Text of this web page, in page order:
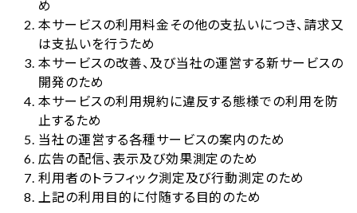
め
本サービスの利用料金その他の支払いにつき、請求又
は支払いを行うため
本サービスの改善、及び当社の運営する新サービスの
開発のため
本サービスの利用規約に違反する態様での利用を防
止するため
当社の運営する各種サービスの案内のため
広告の配信、表示及び効果測定のため
利用者のトラフィック測定及び行動測定のため
上記の利用目的に付随する目的のため